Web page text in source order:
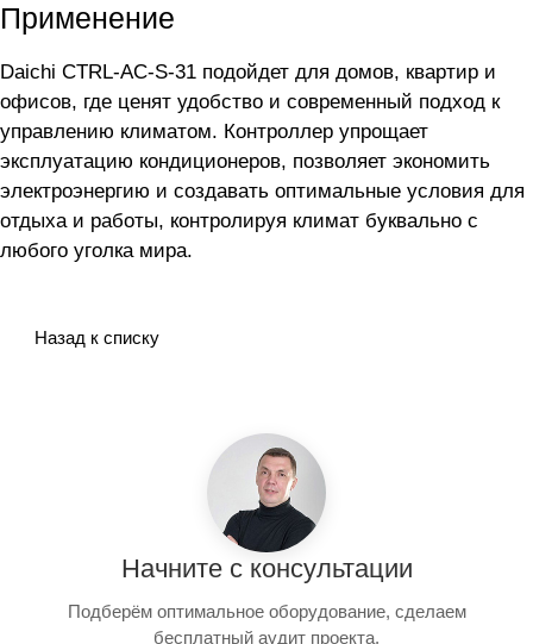
Применение
Daichi CTRL-AC-S-31 подойдет для домов, квартир и
офисов, где ценят удобство и современный подход к
управлению климатом. Контроллер упрощает
эксплуатацию кондиционеров, позволяет экономить
электроэнергию и создавать оптимальные условия для
отдыха и работы, контролируя климат буквально с
любого уголка мира.
Назад к списку
Начните с консультации
Подберём оптимальное оборудование, сделаем
бесплатный аудит проекта.